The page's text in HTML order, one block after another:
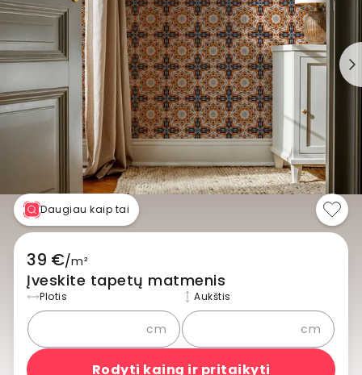
Daugiau kaip tai
39 €/m²
Įveskite tapetų matmenis
Plotis
cm
Aukštis
cm
Rodyti kainą ir pritaikyti